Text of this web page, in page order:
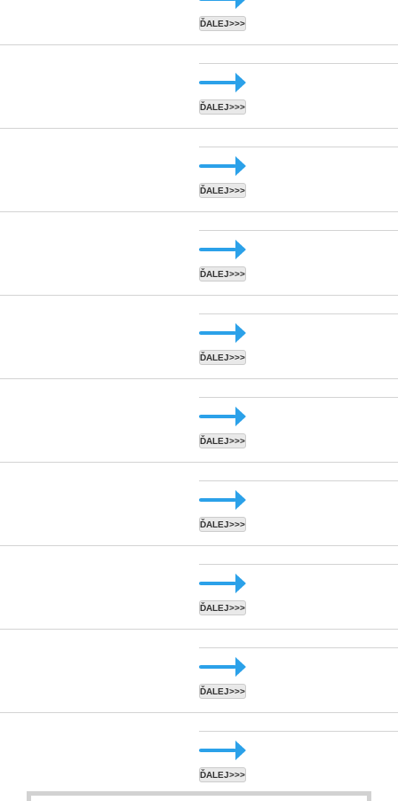
ĎALEJ>>>
ĎALEJ>>>
ĎALEJ>>>
ĎALEJ>>>
ĎALEJ>>>
ĎALEJ>>>
ĎALEJ>>>
ĎALEJ>>>
ĎALEJ>>>
ĎALEJ>>>